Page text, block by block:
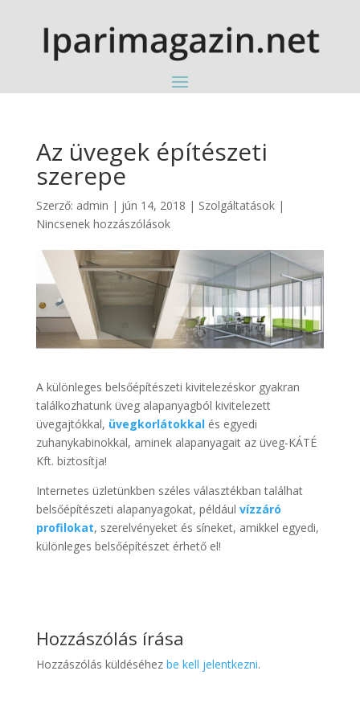
Az üvegek építészeti
szerepe
Szerző: admin | jún 14, 2018 | Szolgáltatások|
Nincsenek hozzászólások
A különleges belsőépítészeti kivitelezéskor gyakran
találkozhatunk üveg alapanyagból kivitelezett
üvegajtókkal, üvegkorlátokkal és egyedi
zuhanykabinokkal, aminek alapanyagait az üveg-KÁTÉ
Kft. biztosítja!
Internetes üzletünkben széles választékban találhat
belsőépítészeti alapanyagokat, például vízzáró
profilokat, szerelvényeket és síneket, amikkel egyedi,
különleges belsőépítészet érhető el!
Hozzászólás írása
Hozzászólás küldéséhez be kell jelentkezni.